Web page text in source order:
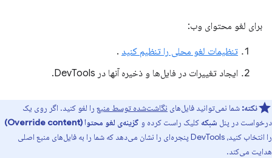
برای لغو محتوای وب:
تنظیمات لغو محلی را تنظیم کنید .
ایجاد تغییرات در فایل‌ها و ذخیره آنها در DevTools.
نکته: شما نمی‌توانید فایل‌های نگاشت‌شده توسط منبع را لغو کنید. اگر روی یک
درخواست در پنل شبکه کلیک راست کرده و گزینه‌ی لغو محتوا (Override content)
را انتخاب کنید، DevTools پنجره‌ای را نشان می‌دهد که شما را به فایل‌های منبع اصلی
هدایت می‌کند.